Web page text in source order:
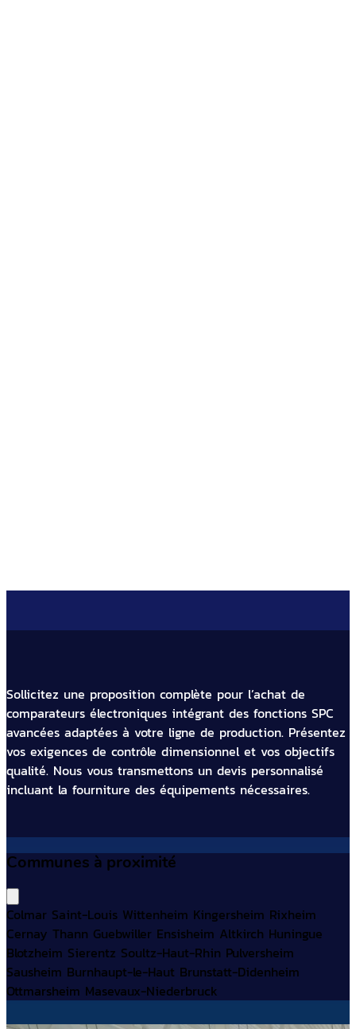
Sollicitez une proposition complète pour l’achat de
comparateurs électroniques intégrant des fonctions SPC
avancées adaptées à votre ligne de production. Présentez
vos exigences de contrôle dimensionnel et vos objectifs
qualité. Nous vous transmettons un devis personnalisé
incluant la fourniture des équipements nécessaires.
Communes à proximité
Colmar Saint-Louis Wittenheim Kingersheim Rixheim
Cernay Thann Guebwiller Ensisheim Altkirch Huningue
Blotzheim Sierentz Soultz-Haut-Rhin Pulversheim
Sausheim Burnhaupt-le-Haut Brunstatt-Didenheim
Ottmarsheim Masevaux-Niederbruck